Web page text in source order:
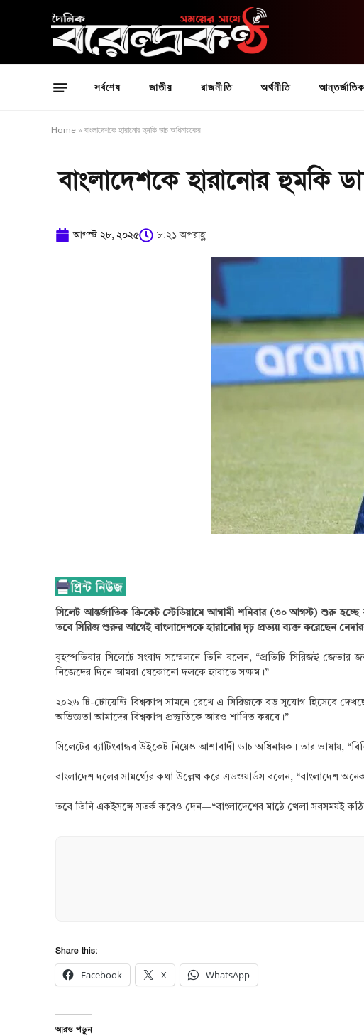
সর্বশেষ জাতীয় রাজনীতি অর্থনীতি আন্তর্জাতিক
Home » বাংলাদেশকে হারানোর হুমকি ডাচ অধিনায়কের
বাংলাদেশকে হারানোর হুমকি
আগস্ট ২৮, ২০২৫ ৮:২১ অপরাহ্ণ
সিলেট আন্তর্জাতিক ক্রিকেট স্টেডিয়ামে আগামী শনিবার (৩০ আগস্ট) শুরু হচ্ছে
তবে সিরিজ শুরুর আগেই বাংলাদেশকে হারানোর দৃঢ় প্রত্যয় ব্যক্ত করেছেন
বৃহস্পতিবার সিলেটে সংবাদ সম্মেলনে তিনি বলেন, “প্রতিটি সিরিজই
নিজেদের দিনে আমরা যেকোনো দলকে হারাতে সক্ষম।”
২০২৬ টি-টোয়েন্টি বিশ্বকাপ সামনে রেখে এ সিরিজকে বড় সুযোগ হিসেবে
অভিজ্ঞতা আমাদের বিশ্বকাপ প্রস্তুতিকে আরও শাণিত করবে।”
সিলেটের ব্যাটিংবান্ধব উইকেট নিয়েও আশাবাদী ডাচ অধিনায়ক। তার ভাষায়,
বাংলাদেশ দলের সামর্থ্যের কথা উল্লেখ করে এডওয়ার্ডস বলেন, “বাংলাদেশ
তবে তিনি একইসঙ্গে সতর্ক করেও দেন—“বাংলাদেশের মাঠে খেলা সবসময়ই
Share this:
Facebook X WhatsApp
আরও পড়ুন